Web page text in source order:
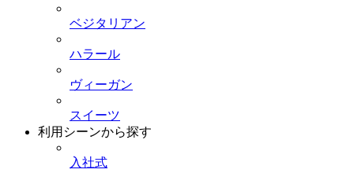
ベジタリアン
ハラール
ヴィーガン
スイーツ
利用シーンから探す
入社式